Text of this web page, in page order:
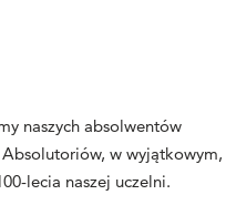
naszych absolwentów
w wyjątkowym,
lecia naszej uczelni.